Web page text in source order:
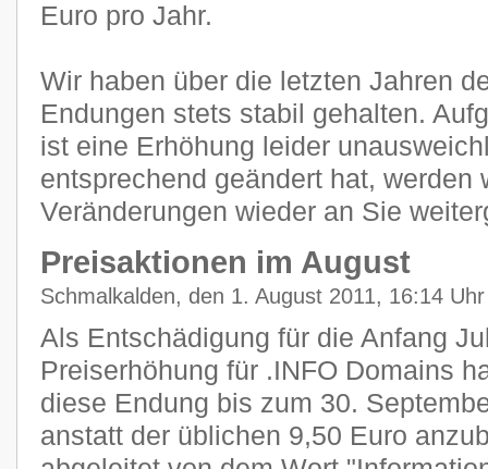
Euro pro Jahr.
Wir haben über die letzten Jahren
Endungen stets stabil gehalten.
ist eine Erhöhung leider
entsprechend geändert hat, werden
Veränderungen wieder an Sie
Preisaktionen im August
Schmalkalden, den 1. August 2011, 16:14 Uhr
Als Entschädigung für die Anfang
Preiserhöhung für .INFO Domains
diese Endung bis zum 30.
anstatt der üblichen 9,50 Euro